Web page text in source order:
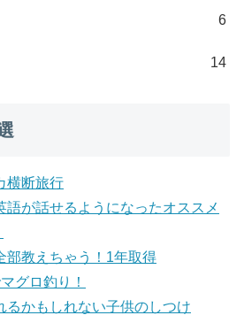
6
14
横断旅行
語が話せるようになったオススメ
部教えちゃう！1年取得
グロ釣り！
るかもしれない子供のしつけ